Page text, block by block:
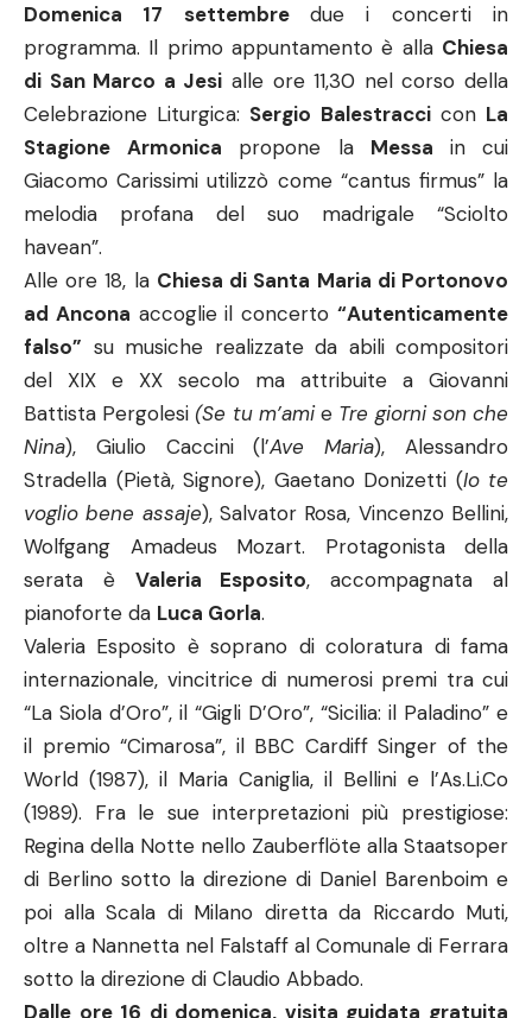
Domenica 17 settembre due i concerti in
programma. Il primo appuntamento è alla Chiesa
di San Marco a Jesi alle ore 11,30 nel corso della
Celebrazione Liturgica: Sergio Balestraccicon La
Stagione Armonica propone la Messa in cui
Giacomo Carissimi utilizzò come “cantus firmus” la
melodia profana del suo madrigale “Sciolto
havean”.
Alle ore 18, la Chiesa di Santa Maria di Portonovo
ad Ancona accoglie il concerto“Autenticamente
falso” su musiche realizzate da abili compositori
del XIX e XX secolo ma attribuite a Giovanni
Battista Pergolesi (Se tu m’amie Tre giorni son che
Nina), Giulio Caccini (l’Ave Maria), Alessandro
Stradella (Pietà, Signore), Gaetano Donizetti (Io te
voglio bene assaje), Salvator Rosa, Vincenzo Bellini,
Wolfgang Amadeus Mozart. Protagonista della
serata è Valeria Esposito, accompagnata al
pianoforte da Luca Gorla.
Valeria Esposito è soprano di coloratura di fama
internazionale, vincitrice di numerosi premi tra cui
“La Siola d’Oro”, il “Gigli D’Oro”, “Sicilia: il Paladino” e
il premio “Cimarosa”, il BBC Cardiff Singer of the
World (1987), il Maria Caniglia, il Bellini e l’As.Li.Co
(1989). Fra le sue interpretazioni più prestigiose:
Regina della Notte nello Zauberflöte alla Staatsoper
di Berlino sotto la direzione di Daniel Barenboim e
poi alla Scala di Milano diretta da Riccardo Muti,
oltre a Nannetta nel Falstaff al Comunale di Ferrara
sotto la direzione di Claudio Abbado.
Dalle ore 16 di domenica, visita guidata gratuita